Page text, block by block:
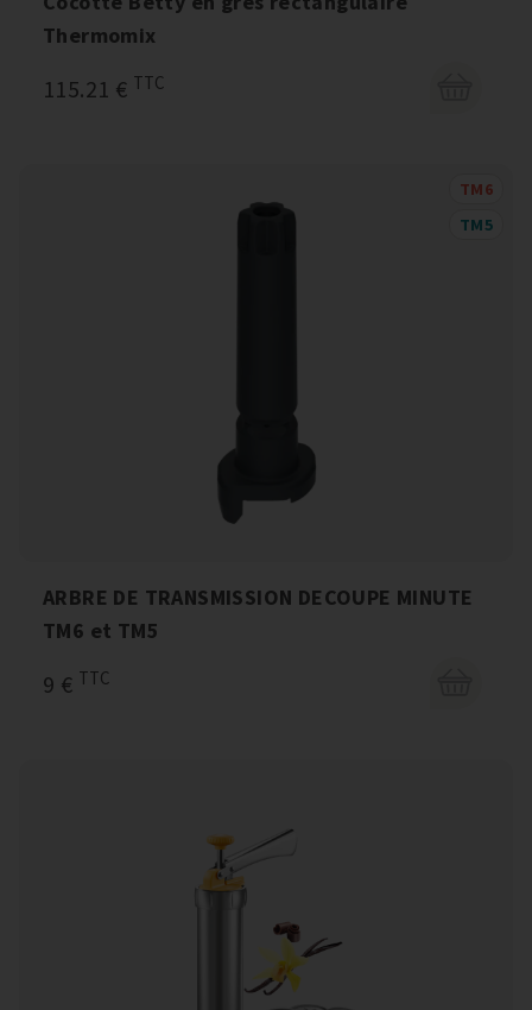
Thermomix
115.21 € TTC
TM6
TM5
ARBRE DE TRANSMISSION DECOUPE MINUTE
TM6 et TM5
9 € TTC